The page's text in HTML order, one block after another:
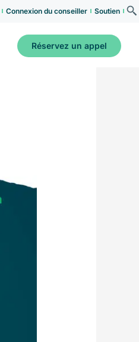
Connexion du conseiller Soutien
Réservez un appel